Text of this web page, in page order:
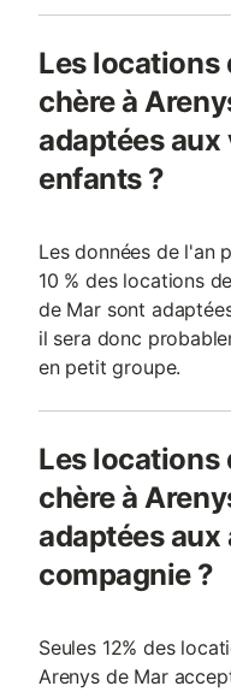
Les locations
chère à
adaptées aux
enfants ?
Les données de l'an
10 % des locations
de Mar sont
il sera donc
en petit groupe.
Les locations
chère à
adaptées aux
compagnie ?
Seules 12% des
Arenys de Mar